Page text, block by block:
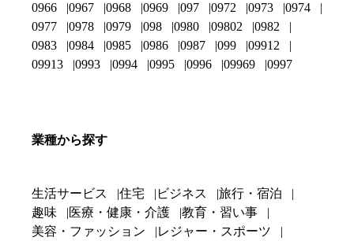
0966
0967 0968 0969 097 0972 0973
0974
0977
0978 0979 098 0980 09802
0982
0983
0984 0985 0986 0987 099
09912
09913
0993 0994 0995 0996 09969 0997
業種から探す
生活サービス 住宅 ビジネス
旅行・宿泊
趣味
医療・健康・介護
教育・習い事
美容・ファッション
レジャー・スポーツ